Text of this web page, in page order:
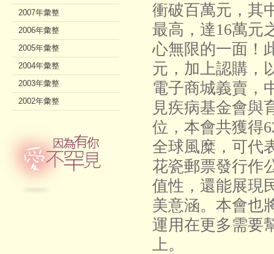
衝破百萬元，其
最高，達16萬元
心無限的一面！
元，加上認購，
電子商城義賣，
見疾病基金會與
位，本會共獲得
全球風糜，可代
花瓷郵票發行作
值性，還能展現
美意涵。本會也
運用在更多需要
上。
2007年彙整
2006年彙整
2005年彙整
2004年彙整
2003年彙整
2002年彙整